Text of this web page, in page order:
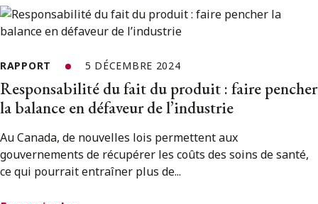
RAPPORT 5 DÉCEMBRE 2024
Responsabilité du fait du produit : faire pencher
la balance en défaveur de l’industrie
Au Canada, de nouvelles lois permettent aux
gouvernements de récupérer les coûts des soins de santé,
ce qui pourrait entraîner plus de...